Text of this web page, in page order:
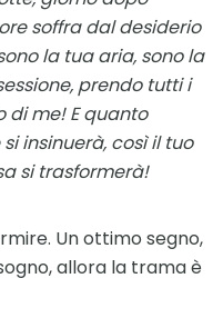
soffra dal desiderio
la tua aria, sono la
prendo tutti i
di me! E quanto
insinuerà, così il tuo
si trasformerà!
Un ottimo segno,
allora la trama è